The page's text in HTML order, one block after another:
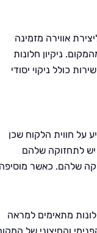
אווירה מזמינה
ניקיון חלונות
כולל ניקוי יסודי
על חווית הלקוח שכן
יש לתחזוקה שלהם
שלהם. כאשר מוסיפה
מתאימים למראה
והחיצוני של